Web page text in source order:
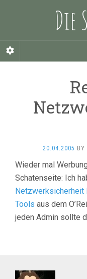
Die
20.04.2005 BY
Wieder mal
Schatenseite: Ich
Netzwerksicherheit
Tools aus dem
jeden Admin sollte